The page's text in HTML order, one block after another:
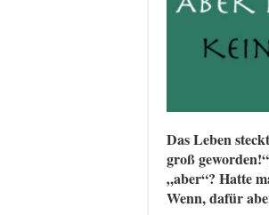
Das Leben
groß
„aber“? Hatte
Wenn, dafür